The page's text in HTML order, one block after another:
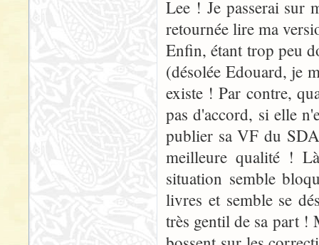
Lee ! Je passerai sur
retournée lire ma
Enfin, étant trop peu
(désolée Edouard, je
existe ! Par contre,
pas d'accord, si elle
publier sa VF du
meilleure qualité !
situation semble
livres et semble se
très gentil de sa part !